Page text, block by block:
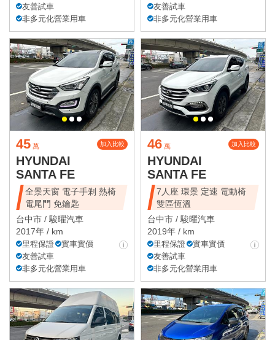
友善試車
非多元化營業用車
友善試車
非多元化營業用車
45 萬 加入比較
HYUNDAI
SANTA FE
全景天窗 電子手剎 熱椅
電尾門 免鑰匙
台中市 / 駿曜汽車
2017年 / km
里程保證
實車實價
友善試車
非多元化營業用車
46 萬 加入比較
HYUNDAI
SANTA FE
7人座 環景 定速 電動椅
雙區恆溫
台中市 / 駿曜汽車
2019年 / km
里程保證
實車實價
友善試車
非多元化營業用車